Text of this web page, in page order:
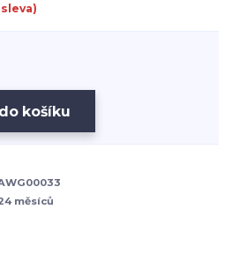
sleva)
košíku
měsíců